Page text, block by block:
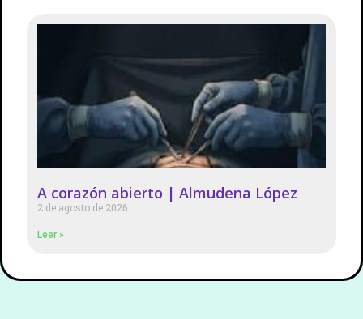
A corazón abierto | Almudena López
2 de agosto de 2026
Leer »